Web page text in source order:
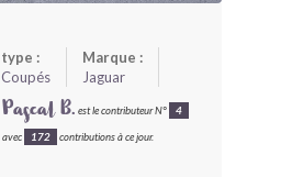
type :
Coupés
Marque :
Jaguar
Pascal B. est le contributeur N° 4
avec 172 contributions à ce jour.